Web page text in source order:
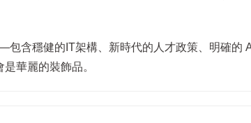
含穩健的IT架構、新時代的人才政策、明確的
華麗的裝飾品。